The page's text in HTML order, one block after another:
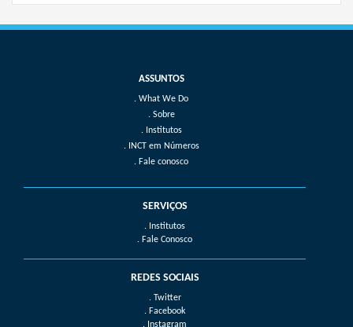
What We Do
Sobre
Institutos
INCT em Números
Fale conosco
SERVIÇOS
. Institutos
. Fale Conosco
REDES SOCIAIS
. Twitter
. Facebook
. Instagram